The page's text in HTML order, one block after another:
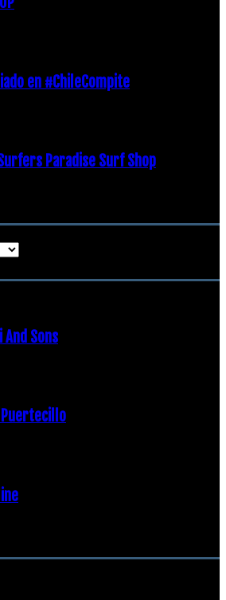
en #ChileCompite
Paradise Surf Shop
And Sons
Puertecillo